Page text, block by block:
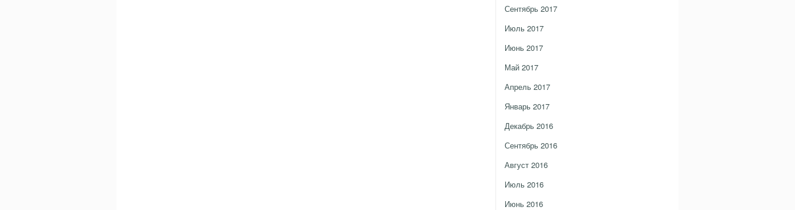
Сентябрь 2017
Июль 2017
Июнь 2017
Май 2017
Апрель 2017
Январь 2017
Декабрь 2016
Сентябрь 2016
Август 2016
Июль 2016
Июнь 2016